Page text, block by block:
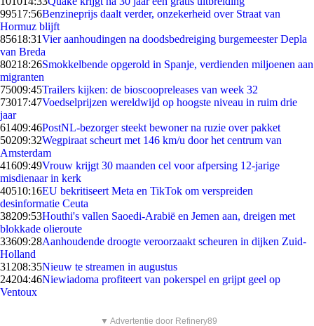
99517:56Benzineprijs daalt verder, onzekerheid over Straat van
Hormuz blijft
85618:31Vier aanhoudingen na doodsbedreiging burgemeester Depla
van Breda
80218:26Smokkelbende opgerold in Spanje, verdienden miljoenen aan
migranten
75009:45Trailers kijken: de bioscoopreleases van week 32
73017:47Voedselprijzen wereldwijd op hoogste niveau in ruim drie
jaar
61409:46PostNL-bezorger steekt bewoner na ruzie over pakket
50209:32Wegpiraat scheurt met 146 km/u door het centrum van
Amsterdam
41609:49Vrouw krijgt 30 maanden cel voor afpersing 12-jarige
misdienaar in kerk
40510:16EU bekritiseert Meta en TikTok om verspreiden
desinformatie Ceuta
38209:53Houthi's vallen Saoedi-Arabië en Jemen aan, dreigen met
blokkade olieroute
33609:28Aanhoudende droogte veroorzaakt scheuren in dijken Zuid-
Holland
31208:35Nieuw te streamen in augustus
24204:46Niewiadoma profiteert van pokerspel en grijpt geel op
Ventoux
▼ Advertentie door Refinery89